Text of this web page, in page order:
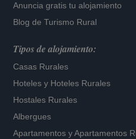
Anuncia gratis tu alojamiento
Blog de Turismo Rural
Tipos de alojamiento:
Casas Rurales
Hoteles y Hoteles Rurales
Hostales Rurales
Albergues
Apartamentos yApartamentos